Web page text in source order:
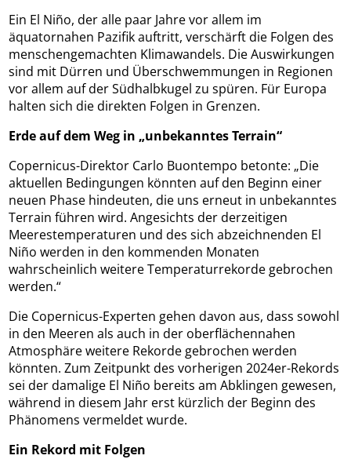
Ein El Niño, der alle paar Jahre vor allem im
äquatornahen Pazifik auftritt, verschärft die Folgen des
menschengemachten Klimawandels. Die Auswirkungen
sind mit Dürren und Überschwemmungen in Regionen
vor allem auf der Südhalbkugel zu spüren. Für Europa
halten sich die direkten Folgen in Grenzen.
Erde auf dem Weg in „unbekanntes Terrain“
Copernicus-Direktor Carlo Buontempo betonte: „Die
aktuellen Bedingungen könnten auf den Beginn einer
neuen Phase hindeuten, die uns erneut in unbekanntes
Terrain führen wird. Angesichts der derzeitigen
Meerestemperaturen und des sich abzeichnenden El
Niño werden in den kommenden Monaten
wahrscheinlich weitere Temperaturrekorde gebrochen
werden.“
Die Copernicus-Experten gehen davon aus, dass sowohl
in den Meeren als auch in der oberflächennahen
Atmosphäre weitere Rekorde gebrochen werden
könnten. Zum Zeitpunkt des vorherigen 2024er-Rekords
sei der damalige El Niño bereits am Abklingen gewesen,
während in diesem Jahr erst kürzlich der Beginn des
Phänomens vermeldet wurde.
Ein Rekord mit Folgen